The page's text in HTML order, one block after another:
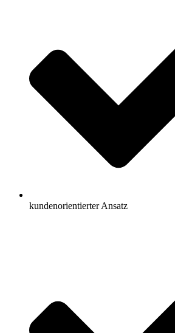
kundenorientierter Ansatz